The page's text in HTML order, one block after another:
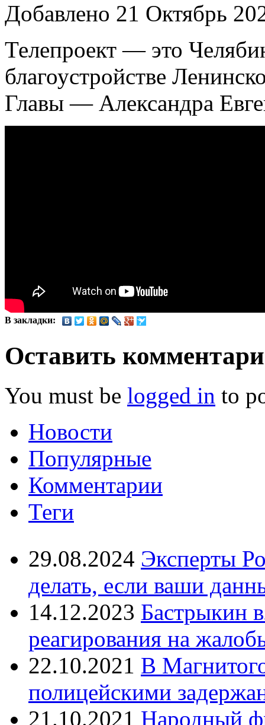
Добавлено 21 Октябрь
Телепроект — это
благоустройстве
Главы — Александра
В закладки:
Оставить
You must be logged in to
Новости
Популярные
Комментарии
Теги
29.08.2024 Эксперты
делать, если ваши
14.12.2023 Бастрыкин
реагирования на
22.10.2021 В
полицейскими
21.10.2021 Народный